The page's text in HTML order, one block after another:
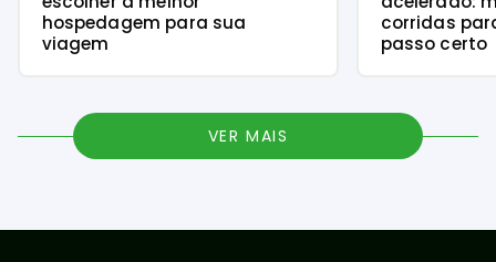
hospedagem para sua
viagem
corridas
passo certo
VER MAIS